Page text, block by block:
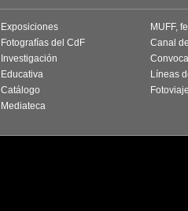
Exposiciones
Fotografías del CdF
Investigación
Educativa
Catálogo
Mediateca
MUFF,
Canal
Líneas